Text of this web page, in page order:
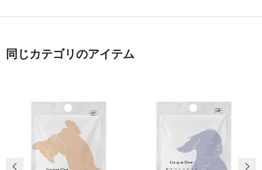
同じカテゴリのアイテム
前の画像 次